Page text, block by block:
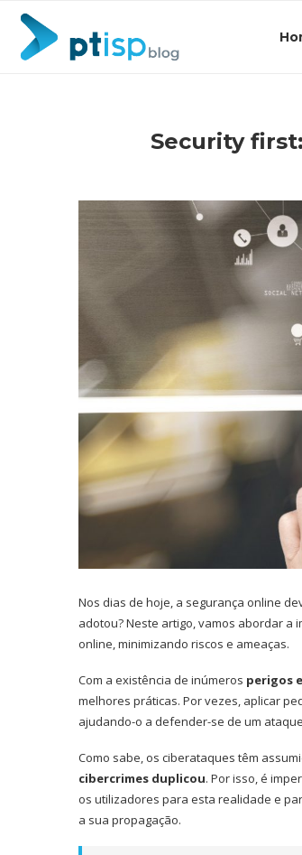
Security
Nos dias de hoje, a segurança online
adotou? Neste artigo, vamos abordar a
online, minimizando riscos e ameaças.
Com a existência de inúmeros perigos
melhores práticas. Por vezes, aplicar
ajudando-o a defender-se de um
Como sabe, os ciberataques têm
cibercrimes duplicou. Por isso, é
os utilizadores para esta realidade e
a sua propagação.